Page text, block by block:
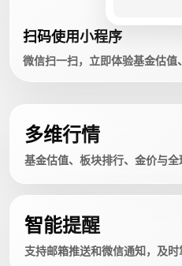
扫码使用小程序
微信扫一扫，立即体验基金估值
多维行情
基金估值、板块排行、金价与
智能提醒
支持邮箱推送和微信通知，及